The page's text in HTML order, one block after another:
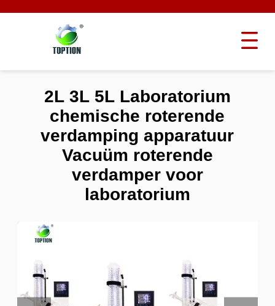
2L 3L 5L Laboratorium
chemische roterende
verdamping apparatuur
Vacuüm roterende
verdamper voor
laboratorium